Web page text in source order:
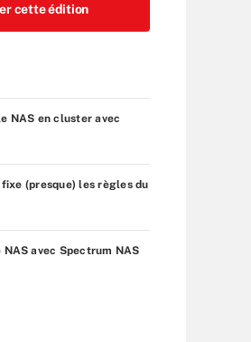
cette édition
NAS en cluster avec
fixe (presque) les règles du
avec Spectrum NAS